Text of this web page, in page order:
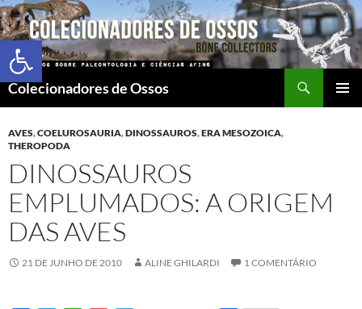
Abrir a barra de ferramentas
Colecionadores de Ossos
AVES,COELUROSAURIA,DINOSSAUROS,ERA MESOZOICA,
THEROPODA
DINOSSAUROS
EMPLUMADOS: A ORIGEM
DAS AVES
21 DE JUNHO DE 2010 ALINE GHILARDI 1 COMENTÁRIO